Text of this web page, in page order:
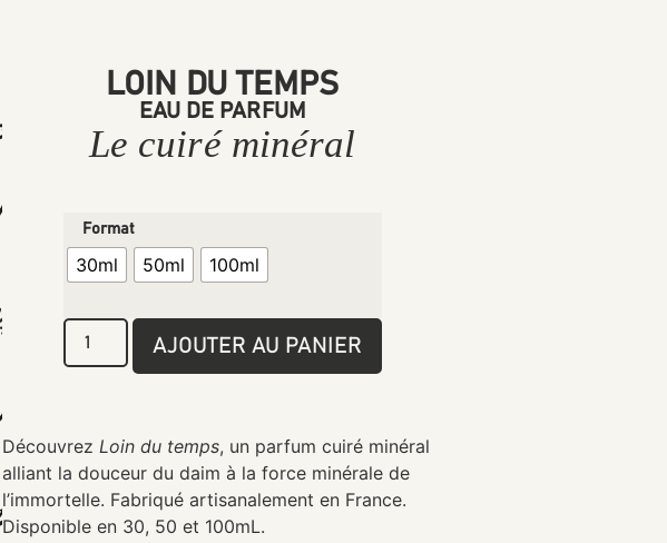
LOIN DU TEMPS
EAU DE PARFUM
Le cuiré minéral
Format
30ml 50ml 100ml
AJOUTER AU PANIER
Découvrez Loin du temps, un parfum cuiré minéral
alliant la douceur du daim à la force minérale de
l’immortelle. Fabriqué artisanalement en France.
Disponible en 30, 50 et 100mL.